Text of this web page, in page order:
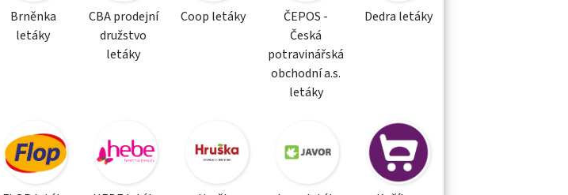
Brněnka
letáky
CBA prodejní
družstvo
letáky
Coop letáky
ČEPOS -
Česká
potravinářská
obchodní a.s.
letáky
Dedra letáky